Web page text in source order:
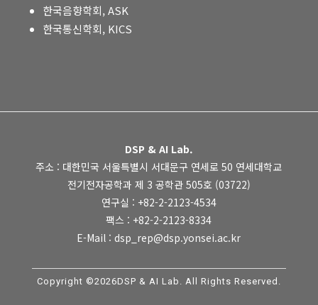
한국음향학회, ASK
한국통신학회, KICS
DSP & AI Lab.
주소 : 대한민국 서울특별시 서대문구 연세로 50 연세대학교
전기전자공학과 제 3 공학관 505호 (03722)
연구실 : +82-2-2123-4534
팩스 : +82-2-2123-8334
E-Mail : dsp_rep@dsp.yonsei.ac.kr
Copyright ©2026DSP & AI Lab. All Rights Reserved.